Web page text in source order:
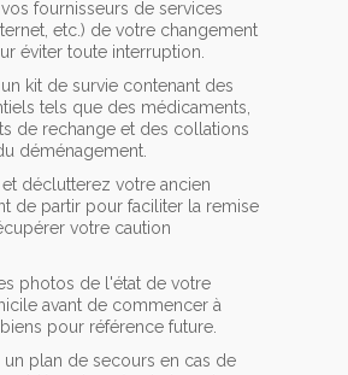
fournisseurs de services
etc.) de votre changement
éviter toute interruption.
kit de survie contenant des
tels que des médicaments,
de rechange et des collations
déménagement.
déclutterez votre ancien
de partir pour faciliter la remise
votre caution
photos de l'état de votre
avant de commencer à
pour référence future.
un plan de secours en cas de